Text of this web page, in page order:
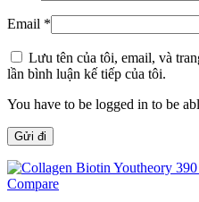
Email *
Lưu tên của tôi, email, và
lần bình luận kế tiếp của tôi.
You have to be logged in to be
Compare